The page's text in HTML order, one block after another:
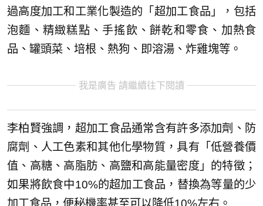
過高度加工和工業化製造的「超加工食品」，包括
泡麵、精緻糕點、手搖飲、餅乾和零食、加熱食
品、罐頭菜、培根、熱狗、即溶湯、炸雞塊等。
我是廣告 請繼續往下閱讀
李柏賢強調，超加工食品通常含有許多添加劑、防
腐劑、人工色素和其他化學物質，具有「低營養價
值、高糖、高脂肪、高鹽和高能量密度」的特徵；
如果將飲食中10%的超加工食品，替換為等量的少
加工食品，便秘機率甚至可以降低10%左右。